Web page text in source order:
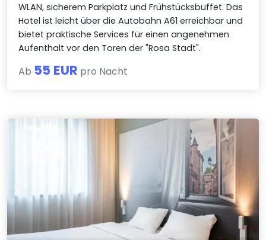
WLAN, sicherem Parkplatz und Frühstücksbuffet. Das
Hotel ist leicht über die Autobahn A61 erreichbar und
bietet praktische Services für einen angenehmen
Aufenthalt vor den Toren der "Rosa Stadt".
Ab 55 EUR pro Nacht